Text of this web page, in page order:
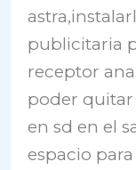
publicitaria
receptor
poder quitar
en sd en el
espacio